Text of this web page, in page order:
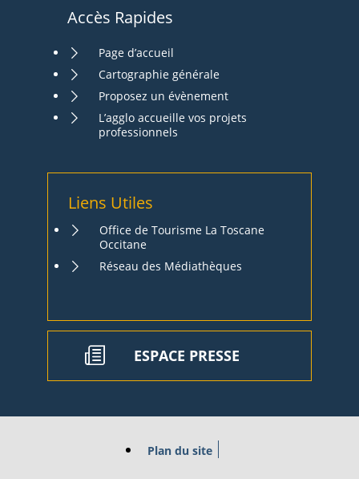
Accès Rapides
Page d’accueil
Cartographie générale
Proposez un évènement
L’agglo accueille vos projets
professionnels
Liens Utiles
Office de Tourisme La Toscane
Occitane
Réseau des Médiathèques
ESPACE PRESSE
Plan du site